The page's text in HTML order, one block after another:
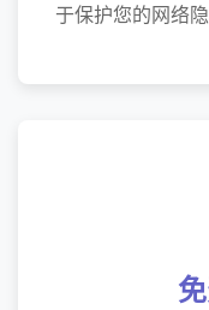
于保护您的网络